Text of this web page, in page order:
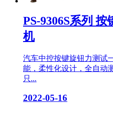
PS-9306S系列
机
汽车中控按键旋钮力测试
能，柔性化设计，全自动
只...
2022-05-16